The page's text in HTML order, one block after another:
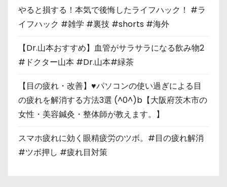
やると損する！本気で後悔したライフハック！ #ラ
イフハック #雑学 #裏技 #shorts #海外
【Dr.山本おすすめ】血管がサラサラになる飲み物2
#ドクター山本 #Dr.山本#緑茶
【目の疲れ・改善】♥パソコンの使い過ぎによる目
の疲れを解消する方法3選 (^0^)b【大阪府茨木市の
女性・美容鍼灸・整体師が教えます。】
スマホ疲れに効く眼精疲労のツボ。#目の疲れ解消
#ツボ押し #疲れ目対策